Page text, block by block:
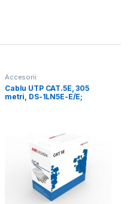
Accesorii
Cablu UTP CAT.5E, 305
metri, DS-1LN5E-E/E;